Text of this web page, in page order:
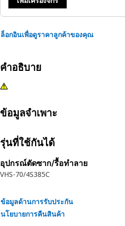
ล็อกอินเพื่อดูราคาลูกค้าของคุณ
คำอธิบาย
ข้อมูลจำเพาะ
รุ่นที่ใช้กันได้
อุปกรณ์ตัดซาก/รื้อทำลาย
VHS-70/4S385C
ข้อมูลด้านการรับประกัน
นโยบายการคืนสินค้า